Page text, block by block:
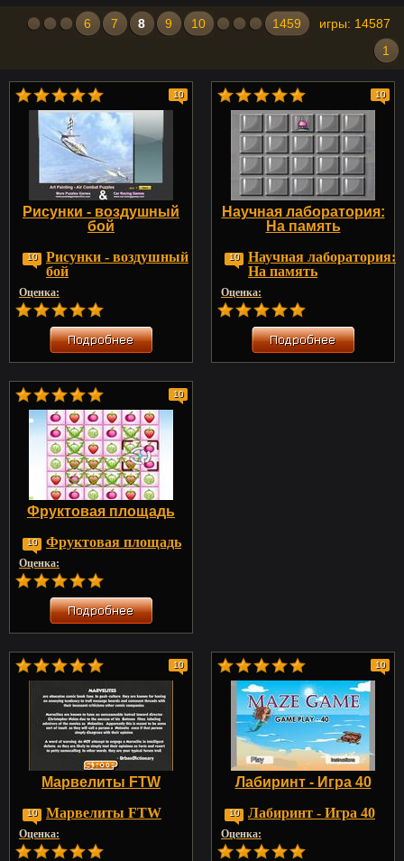
игры: 14587
1459
10
9
8
7
6
1
10
Рисунки - воздушный
бой
10
Рисунки - воздушный
бой
Оценка:
10
Научная лаборатория:
На память
10
Научная лаборатория:
На память
Оценка:
10
Фруктовая площадь
10 Фруктовая площадь
Оценка:
10
Марвелиты FTW
10 Марвелиты FTW
Оценка:
10
Лабиринт - Игра 40
10 Лабиринт - Игра 40
Оценка: